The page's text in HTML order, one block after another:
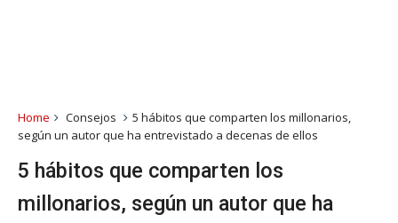
Home Consejos
5 hábitos que comparten los millonarios,
según un autor que ha entrevistado a decenas de ellos
5 hábitos que comparten los
millonarios, según un autor que ha